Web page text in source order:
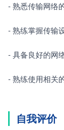
- 熟悉传输网络
- 熟练掌握传输
- 具备良好的网
- 熟练使用相关
自我评价